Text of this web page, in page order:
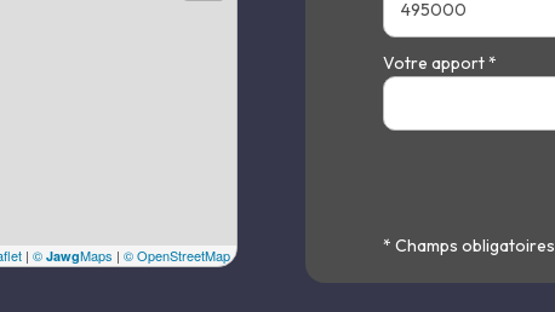
| © JawgMaps | © OpenStreetMap
Votre apport *
* Champs obligatoires